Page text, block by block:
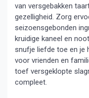
van versgebakken
gezelligheid. Zorg
seizoensgebonden
kruidige kaneel en
snufje liefde toe en je
voor vrienden en
toef versgeklopte
compleet.